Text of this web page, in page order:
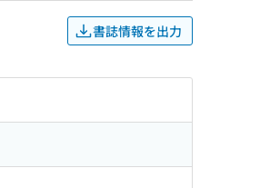
書誌情報を出力